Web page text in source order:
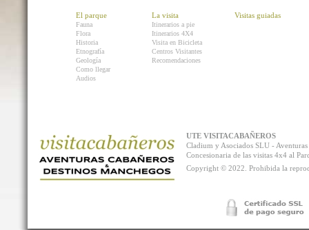
El parque
Fauna
Flora
Historia
Etnografía
Geología
Como llegar
Audios
La visita
Itinerarios a pie
Itinerarios 4X4
Visita en Bicicleta
Centros Visitantes
Recomendaciones
Visitas guiadas
UTE VISITACABAÑEROS
Cladium y Asociados SLU -
Concesionaria de las visitas 4x4 al
Copyright © 2022. Prohibida la